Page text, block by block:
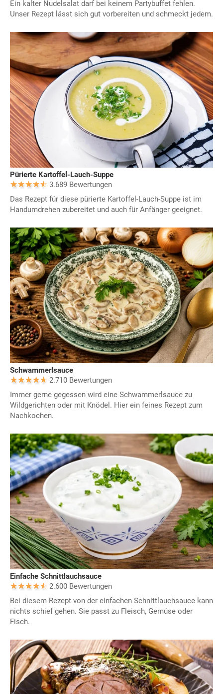
Ein kalter Nudelsalat darf bei keinem Partybuffet fehlen.
Unser Rezept lässt sich gut vorbereiten und schmeckt jedem.
Pürierte Kartoffel-Lauch-Suppe
3.689 Bewertungen
Das Rezept für diese pürierte Kartoffel-Lauch-Suppe ist im
Handumdrehen zubereitet und auch für Anfänger geeignet.
Schwammerlsauce
2.710 Bewertungen
Immer gerne gegessen wird eine Schwammerlsauce zu
Wildgerichten oder mit Knödel. Hier ein feines Rezept zum
Nachkochen.
Einfache Schnittlauchsauce
2.600 Bewertungen
Bei diesem Rezept von der einfachen Schnittlauchsauce kann
nichts schief gehen. Sie passt zu Fleisch, Gemüse oder
Fisch.